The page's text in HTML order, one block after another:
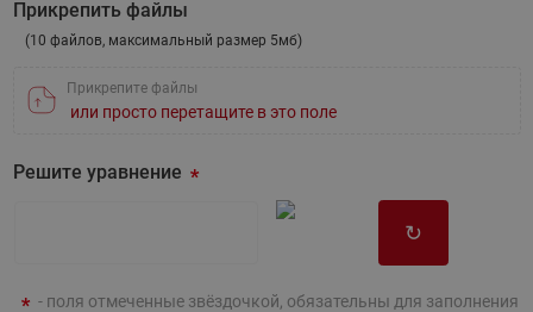
Прикрепить файлы
(10 файлов, максимальный размер 5мб)
Прикрепите файлы
или просто перетащите в это поле
Решите уравнение
↻
- поля отмеченные звёздочкой, обязательны для заполнения